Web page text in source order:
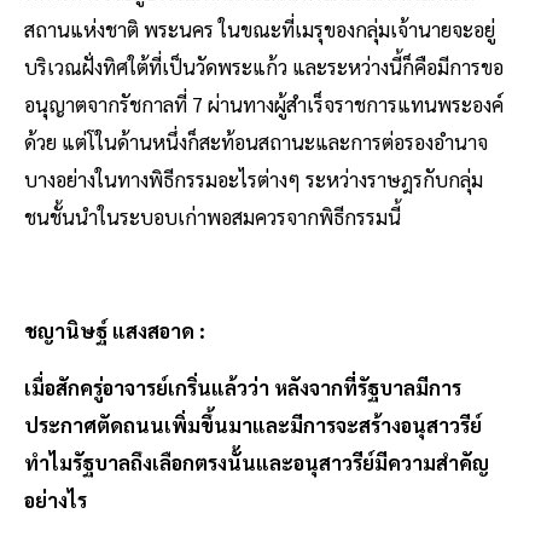
สถานแห่งชาติ พระนคร ในขณะที่เมรุของกลุ่มเจ้านายจะอยู่
บริเวณฝั่งทิศใต้ที่เป็นวัดพระแก้ว และระหว่างนี้ก็คือมีการขอ
อนุญาตจากรัชกาลที่ 7 ผ่านทางผู้สำเร็จราชการแทนพระองค์
ด้วย แต่โในด้านหนึ่งก็สะท้อนสถานะและการต่อรองอำนาจ
บางอย่างในทางพิธีกรรมอะไรต่างๆ ระหว่างราษฎรกับกลุ่ม
ชนชั้นนำในระบอบเก่าพอสมควรจากพิธีกรรมนี้
ชญานิษฐ์ แสงสอาด :
เมื่อสักครู่อาจารย์เกริ่นแล้วว่า หลังจากที่รัฐบาลมีการ
ประกาศตัดถนนเพิ่มขึ้นมาและมีการจะสร้างอนุสาวรีย์
ทำไมรัฐบาลถึงเลือกตรงนั้นและอนุสาวรีย์มีความสำคัญ
อย่างไร